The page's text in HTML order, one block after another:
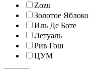
Zozu
Золотое Яблоко
Иль Де Боте
Летуаль
Рив Гош
ЦУМ